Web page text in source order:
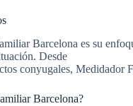
Barcelona es su
Desde
conyugales, Medidador
Barcelona?